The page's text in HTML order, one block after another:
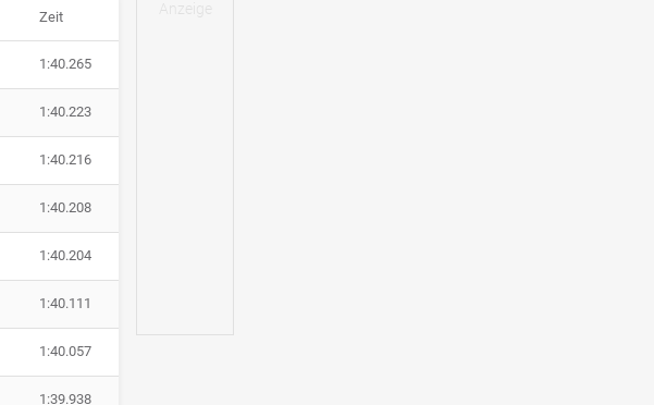
Zeit
1:40.265
1:40.223
1:40.216
1:40.208
1:40.204
1:40.111
1:40.057
1:39.938